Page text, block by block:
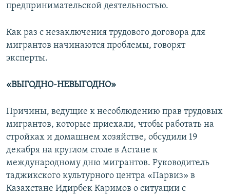
предпринимательской деятельностью.
Как раз с незаключения трудового договора для
мигрантов начинаются проблемы, говорят
эксперты.
«ВЫГОДНО-НЕВЫГОДНО»
Причины, ведущие к несоблюдению прав трудовых
мигрантов, которые приехали, чтобы работать на
стройках и домашнем хозяйстве, обсудили 19
декабря на круглом столе в Астане к
международному дню мигрантов. Руководитель
таджикского культурного центра «Парвиз» в
Казахстане Идирбек Каримов о ситуации с